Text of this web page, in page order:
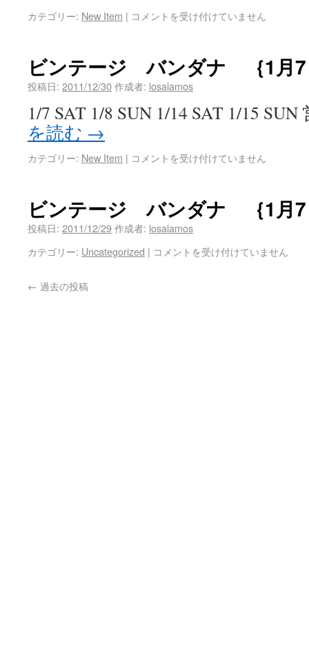
カテゴリー: New Item | コメントを受け付けていません
ビンテージ バンダナ ｛1月7
投稿日: 2011/12/30作成者: losalamos
1/7 SAT 1/8 SUN 1/14 SAT 1/15
を読む →
カテゴリー: New Item | コメントを受け付けていません
ビンテージ バンダナ ｛1月7
投稿日: 2011/12/29作成者: losalamos
カテゴリー: Uncategorized | コメントを受け付けていません
← 過去の投稿